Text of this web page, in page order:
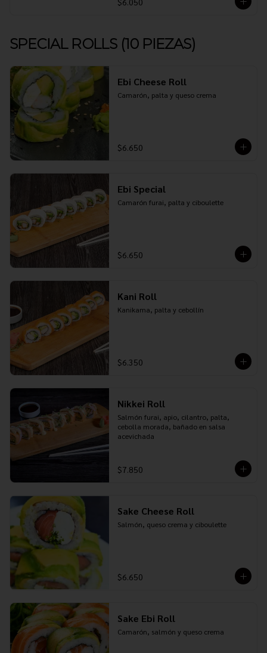
SPECIAL ROLLS (10 PIEZAS)
Ebi Cheese Roll
Camarón, palta y queso crema
$6.650
Ebi Special
Camarón furai, palta y ciboulette
$6.650
Kani Roll
Kanikama, palta y cebollín
$6.350
Nikkei Roll
Salmón furai, apio, cilantro, palta,
cebolla morada, bañado en salsa
acevichada
$7.850
Sake Cheese Roll
Salmón, queso crema y ciboulette
$6.650
Sake Ebi Roll
Camarón, salmón y queso crema